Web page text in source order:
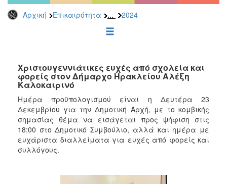
Αρχική Επικαιρότητα ... 2024
2026
2025
2022
2021
2020
2019
2018
2017
2016
Χριστουγεννιάτικες ευχές από σχολεία και
φορείς στον Δήμαρχο Ηρακλείου Αλέξη
Καλοκαιρινό
Ημέρα προϋπολογισμού είναι η Δευτέρα 23
Δεκεμβρίου για την Δημοτική Αρχή, με το κομβικής
σημασίας θέμα να εισάγεται προς ψήφιση στις
18:00 στο Δημοτικό Συμβούλιο, αλλά και ημέρα με
ευχάριστα διαλλείματα για ευχές από φορείς και
συλλόγους.